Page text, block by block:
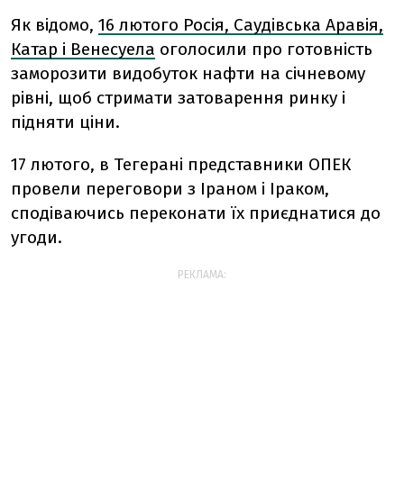
Як відомо, 16 лютого Росія, Саудівська Аравія,
Катар і Венесуела оголосили про готовність
заморозити видобуток нафти на січневому
рівні, щоб стримати затоварення ринку і
підняти ціни.
17 лютого, в Тегерані представники ОПЕК
провели переговори з Іраном і Іраком,
сподіваючись переконати їх приєднатися до
угоди.
РЕКЛАМА: